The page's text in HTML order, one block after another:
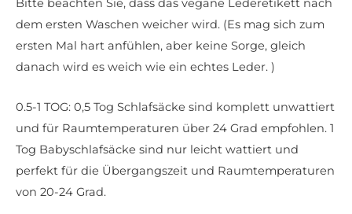
Bitte beachten Sie, dass das vegane Lederetikett nach
dem ersten Waschen weicher wird. (Es mag sich zum
ersten Mal hart anfühlen, aber keine Sorge, gleich
danach wird es weich wie ein echtes Leder. )
0.5-1 TOG: 0,5 Tog Schlafsäcke sind komplett unwattiert
und für Raumtemperaturen über 24 Grad empfohlen. 1
Tog Babyschlafsäcke sind nur leicht wattiert und
perfekt für die Übergangszeit und Raumtemperaturen
von 20-24 Grad.